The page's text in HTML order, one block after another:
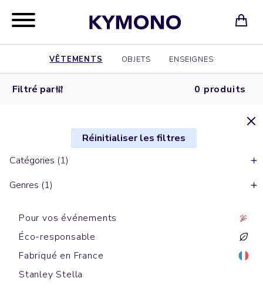
VÊTEMENTS OBJETS ENSEIGNES
Filtré par 0 produits
Réinitialiser les filtres
Catégories (1)
Genres (1)
Pour vos événements
Éco-responsable
Fabriqué en France
Stanley Stella